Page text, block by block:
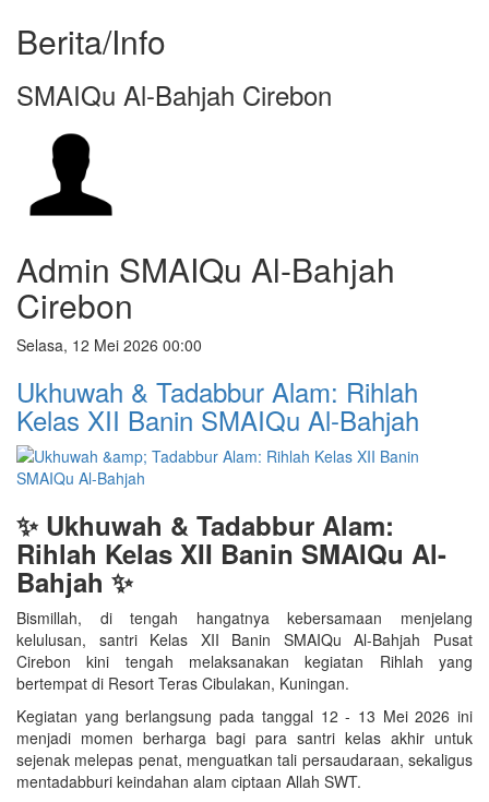
Berita/Info
SMAIQu Al-Bahjah Cirebon
Admin SMAIQu Al-Bahjah
Cirebon
Selasa, 12 Mei 2026 00:00
Ukhuwah & Tadabbur Alam: Rihlah
Kelas XII Banin SMAIQu Al-Bahjah
✨ Ukhuwah & Tadabbur Alam:
Rihlah Kelas XII Banin SMAIQu Al-
Bahjah ✨
Bismillah, di tengah hangatnya kebersamaan menjelang
kelulusan, santri Kelas XII Banin SMAIQu Al-Bahjah Pusat
Cirebon kini tengah melaksanakan kegiatan Rihlah yang
bertempat di Resort Teras Cibulakan, Kuningan.
Kegiatan yang berlangsung pada tanggal 12 - 13 Mei 2026 ini
menjadi momen berharga bagi para santri kelas akhir untuk
sejenak melepas penat, menguatkan tali persaudaraan, sekaligus
mentadabburi keindahan alam ciptaan Allah SWT.